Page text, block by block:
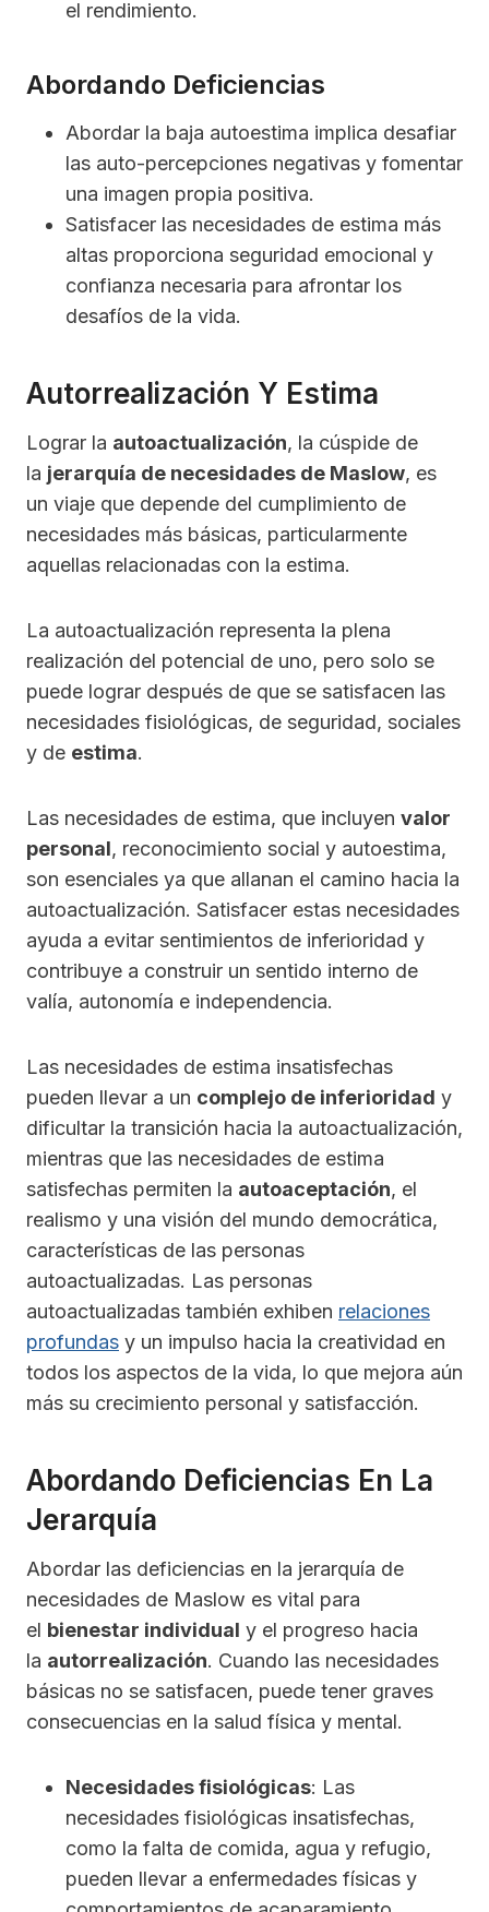
el rendimiento.
Abordando Deficiencias
Abordar la baja autoestima implica desafiar
las auto-percepciones negativas y fomentar
una imagen propia positiva.
Satisfacer las necesidades de estima más
altas proporciona seguridad emocional y
confianza necesaria para afrontar los
desafíos de la vida.
Autorrealización Y Estima
Lograr la autoactualización, la cúspide de
la jerarquía de necesidades de Maslow, es
un viaje que depende del cumplimiento de
necesidades más básicas, particularmente
aquellas relacionadas con la estima.
La autoactualización representa la plena
realización del potencial de uno, pero solo se
puede lograr después de que se satisfacen las
necesidades fisiológicas, de seguridad, sociales
y de estima.
Las necesidades de estima, que incluyen valor
personal, reconocimiento social y autoestima,
son esenciales ya que allanan el camino hacia la
autoactualización. Satisfacer estas necesidades
ayuda a evitar sentimientos de inferioridad y
contribuye a construir un sentido interno de
valía, autonomía e independencia.
Las necesidades de estima insatisfechas
pueden llevar a un complejo de inferioridad y
dificultar la transición hacia la autoactualización,
mientras que las necesidades de estima
satisfechas permiten la autoaceptación, el
realismo y una visión del mundo democrática,
características de las personas
autoactualizadas. Las personas
autoactualizadas también exhiben relaciones
profundas y un impulso hacia la creatividad en
todos los aspectos de la vida, lo que mejora aún
más su crecimiento personal y satisfacción.
Abordando Deficiencias En La
Jerarquía
Abordar las deficiencias en la jerarquía de
necesidades de Maslow es vital para
el bienestar individual y el progreso hacia
la autorrealización. Cuando las necesidades
básicas no se satisfacen, puede tener graves
consecuencias en la salud física y mental.
Necesidades fisiológicas: Las
necesidades fisiológicas insatisfechas,
como la falta de comida, agua y refugio,
pueden llevar a enfermedades físicas y